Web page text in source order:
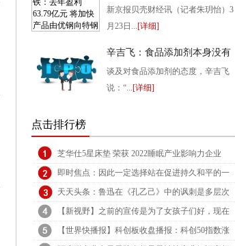
63.79亿元 将加快产品由优钢向
特钢转型
新京报贝壳财经讯（记者朱玥怡）3
月23日...[详细]
辛吉飞：食品添加剂本身没有
错
谈及对食品添加剂的态度，辛吉飞
说：“...[详细]
点击排行榜
芝华仕5星床垫 荣获 2022睡眠产业影响力企业
即时焦点：因此一定选择站在促进持久和平的一
边。
天天头条：鲁迅在《孔乙己》中的讽刺是多层次
的【新视野】之前的宣传是为了女孩子们好，现在
去纠正，同样也是希望她们能好
【世界快播报】科创板收盘播报：科创50指数涨